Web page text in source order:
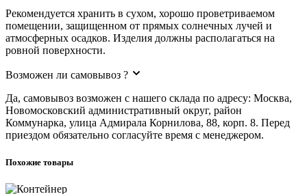
Рекомендуется хранить в сухом, хорошо проветриваемом
помещении, защищенном от прямых солнечных лучей и
атмосферных осадков. Изделия должны располагаться на
ровной поверхности.
Возможен ли самовывоз ?
Да, самовывоз возможен с нашего склада по адресу: Москва,
Новомосковский административный округ, район
Коммунарка, улица Адмирала Корнилова, 88, корп. 8. Перед
приездом обязательно согласуйте время с менеджером.
Похожие товары